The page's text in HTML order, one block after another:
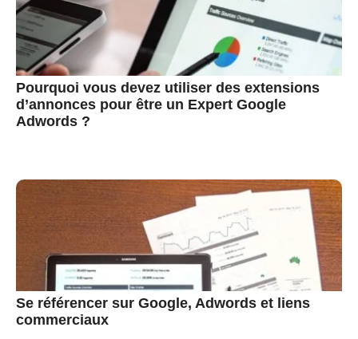
Pourquoi vous devez utiliser des extensions
d’annonces pour être un Expert Google
Adwords ?
Se référencer sur Google, Adwords et liens
commerciaux